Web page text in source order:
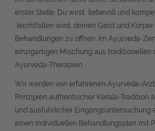
erster Stelle. Du wirst liebevoll und
leichtfallen wird, deinen Geist und
Behandlungen zu öffnen. Im Ayurveda-
einzigartigen Mischung aus traditionellen
Ayurveda-Therapien.
Wir werden von erfahrenen Ayurveda-
Prinzipien authentischer Kerala-Tradition
und ausführlicher Eingangsuntersuchung
einen individuellen Behandlungsplan mit